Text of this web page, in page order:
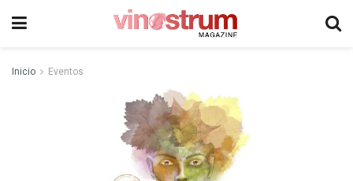
Inicio Eventos